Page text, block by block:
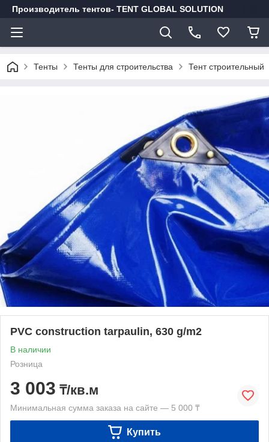
Производитель тентов- TENT GLOBAL SOLUTION
Тенты Тенты для строительства Тент строительный
PVC construction tarpaulin, 630 g/m2
В наличии
Розница
3 003 ₸/кв.м
Минимальная сумма заказа на сайте — 5 000 ₸
Купить